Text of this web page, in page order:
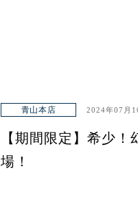
青山本店 2024年07月
【期間限定】希少！
場！